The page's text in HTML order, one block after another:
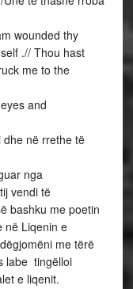
wounded thy
.// Thou hast
me to the
and
dhe në rrethe të
nga
vendi të
bashku me poetin
në Liqenin e
me tërë
labe tingëlloi
e liqenit.